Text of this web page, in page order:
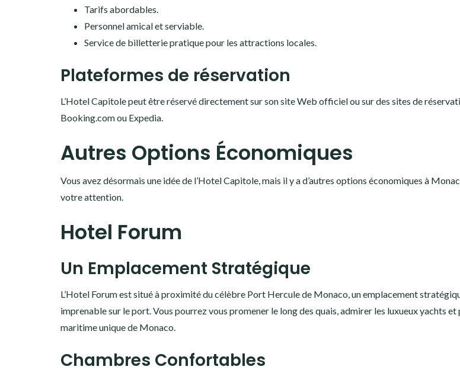
Tarifs abordables.
Personnel amical et serviable.
Service de billetterie pratique pour les attractions locales.
Plateformes de réservation
L’Hotel Capitole peut être réservé directement sur son site Web officiel ou sur des sites de
Booking.com ou Expedia.
Autres Options Économiques
Vous avez désormais une idée de l’Hotel Capitole, mais il y a d’autres options économiques à
votre attention.
Hotel Forum
Un Emplacement Stratégique
L’Hotel Forum est situé à proximité du célèbre Port Hercule de Monaco, un emplacement
imprenable sur le port. Vous pourrez vous promener le long des quais, admirer les luxueux yachts
maritime unique de Monaco.
Chambres Confortables